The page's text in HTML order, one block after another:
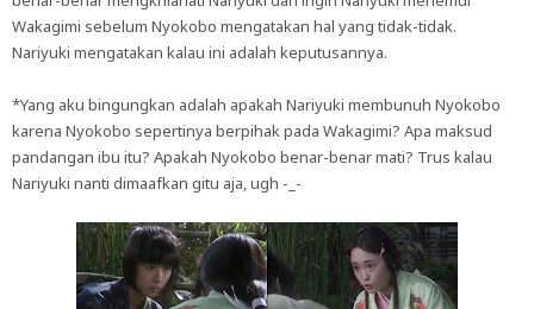
Wakagimi sebelum Nyokobo mengatakan hal yang tidak-tidak.
Nariyuki mengatakan kalau ini adalah keputusannya.
*Yang aku bingungkan adalah apakah Nariyuki membunuh Nyokobo
karena Nyokobo sepertinya berpihak pada Wakagimi? Apa maksud
pandangan ibu itu? Apakah Nyokobo benar-benar mati? Trus kalau
Nariyuki nanti dimaafkan gitu aja, ugh -_-